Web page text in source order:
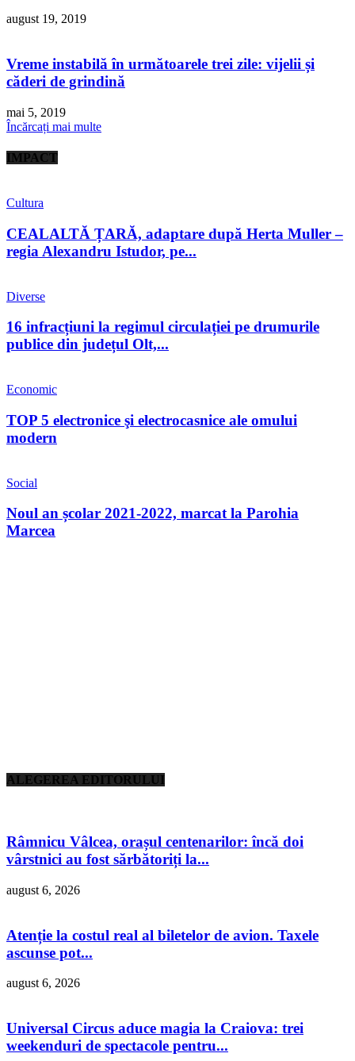
august 19, 2019
Vreme instabilă în următoarele trei zile: vijelii și
căderi de grindină
mai 5, 2019
Încărcați mai multe
IMPACT
Cultura
CEALALTĂ ȚARĂ, adaptare după Herta Muller –
regia Alexandru Istudor, pe...
Diverse
16 infracțiuni la regimul circulației pe drumurile
publice din județul Olt,...
Economic
TOP 5 electronice şi electrocasnice ale omului
modern
Social
Noul an școlar 2021-2022, marcat la Parohia
Marcea
ALEGEREA EDITORULUI
Râmnicu Vâlcea, orașul centenarilor: încă doi
vârstnici au fost sărbătoriți la...
august 6, 2026
Atenție la costul real al biletelor de avion. Taxele
ascunse pot...
august 6, 2026
Universal Circus aduce magia la Craiova: trei
weekenduri de spectacole pentru...